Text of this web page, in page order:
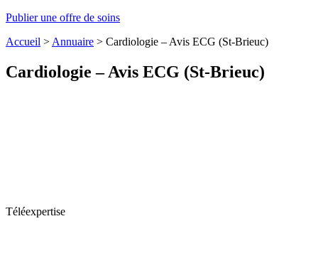
Publier une offre de soins
Accueil > Annuaire > Cardiologie – Avis ECG (St-Brieuc)
Cardiologie – Avis ECG (St-Brieuc)
Téléexpertise